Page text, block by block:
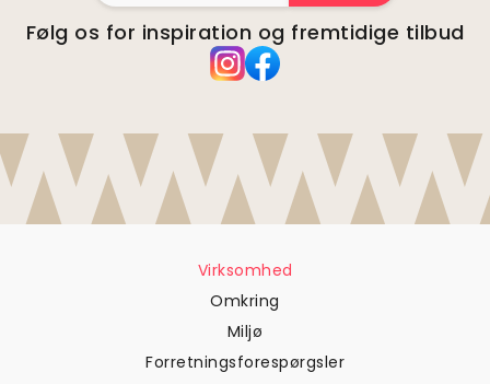
Følg os for inspiration og fremtidige tilbud
Virksomhed
Omkring
Miljø
Forretningsforespørgsler